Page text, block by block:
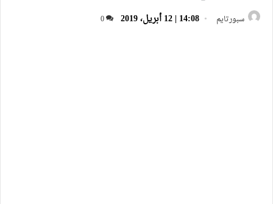
سبورتايم 14:08 | 12 أبريل، 2019 0